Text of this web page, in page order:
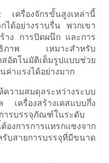
เครื่องจักรขั้นสูงเหล่านี้
ได้อย่างราบรื่น พวกเขา
าง การปิดผนึก และการ
ทธิภาพ เหมาะสำหรับ
อัตโนมัติเต็มรูปแบบช่วย
ค่าแรงได้อย่างมาก
วามสมดุลระหว่างระบบ
เครื่องสร้างเคสแบบกึ่ง
ารบรรจุภัณฑ์ในระดับ
องการการแทรกแซงจาก
รับสายการบรรจุที่มีขนาด